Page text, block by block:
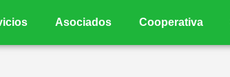
Asociados Cooperativa